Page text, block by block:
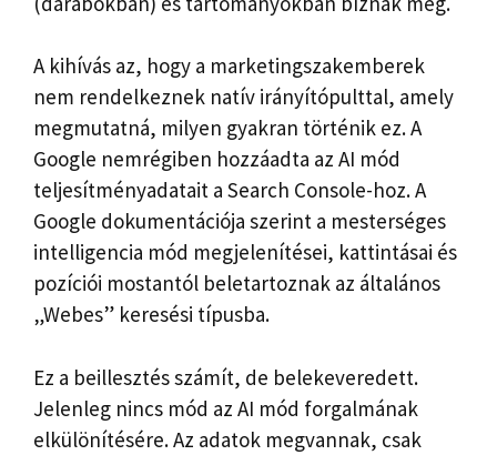
A kihívás az, hogy a marketingszakemberek
nem rendelkeznek natív irányítópulttal, amely
megmutatná, milyen gyakran történik ez. A
Google nemrégiben hozzáadta az AI mód
teljesítményadatait a Search Console-hoz. A
Google dokumentációja szerint a mesterséges
intelligencia mód megjelenítései, kattintásai és
pozíciói mostantól beletartoznak az általános
„Webes” keresési típusba.
Ez a beillesztés számít, de belekeveredett.
Jelenleg nincs mód az AI mód forgalmának
elkülönítésére. Az adatok megvannak, csak